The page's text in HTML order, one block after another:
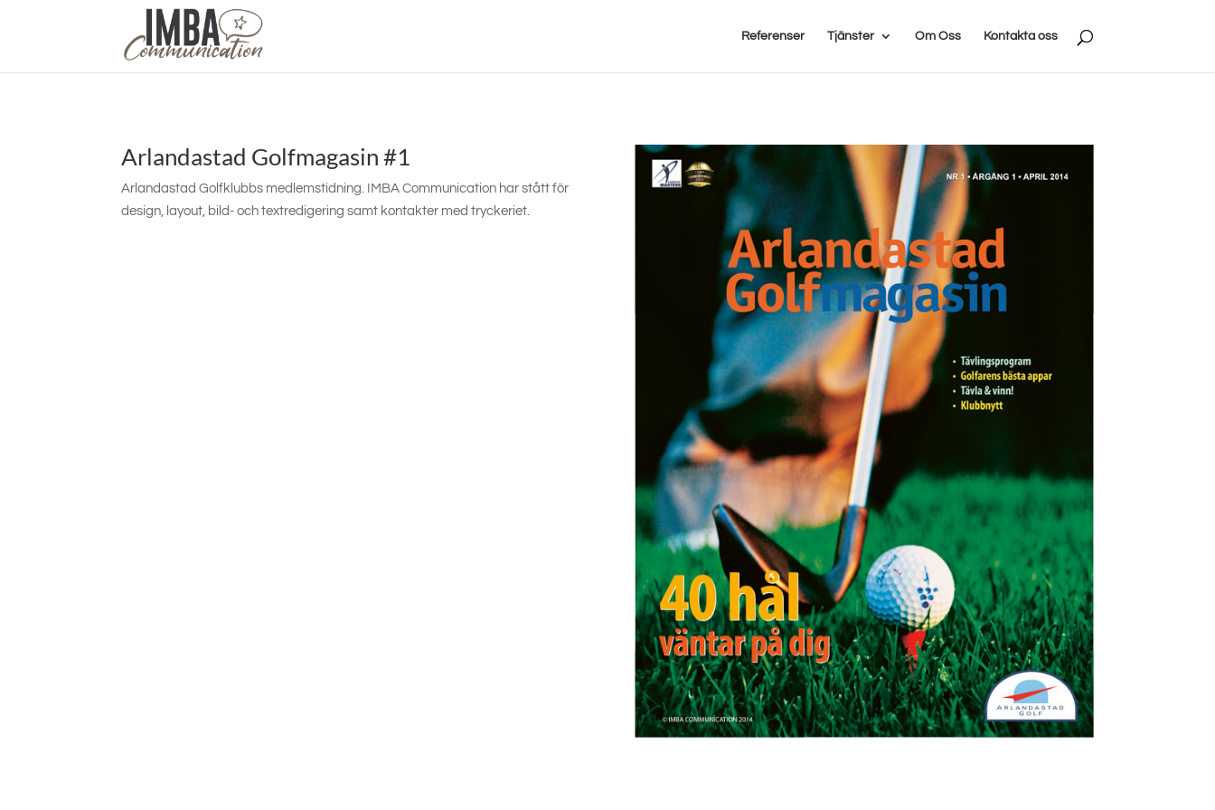
Referenser Tjänster Om Oss Kontakta oss
Arlandastad Golfmagasin #1
Arlandastad Golfklubbs medlemstidning. IMBA Communication har stått för
design, layout, bild- och textredigering samt kontakter med tryckeriet.